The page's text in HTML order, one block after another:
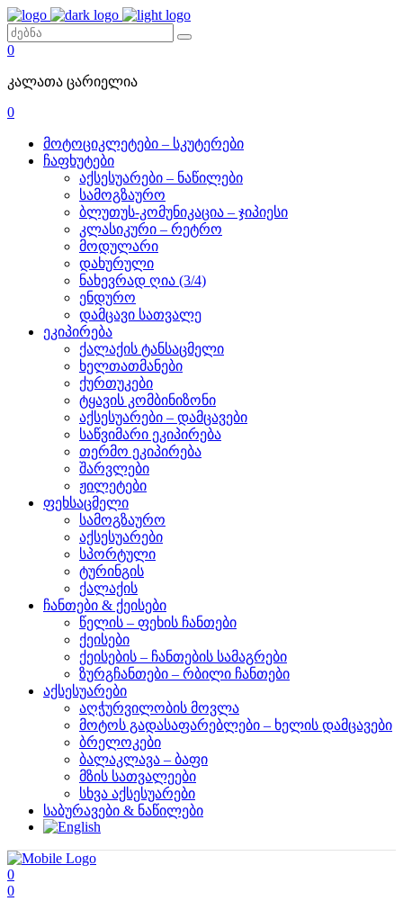
0
კალათა ცარიელია
0
მოტოციკლეტები – სკუტერები
ჩაფხუტები
აქსესუარები – ნაწილები
სამოგზაურო
ბლუთუს-კომუნიკაცია – ჯიპიესი
კლასიკური – რეტრო
მოდულარი
დახურული
ნახევრად ღია (3/4)
ენდურო
დამცავი სათვალე
ეკიპირება
ქალაქის ტანსაცმელი
ხელთათმანები
ქურთუკები
ტყავის კომბინიზონი
აქსესუარები – დამცავები
საწვიმარი ეკიპირება
თერმო ეკიპირება
შარვლები
ჟილეტები
ფეხსაცმელი
სამოგზაურო
აქსესუარები
სპორტული
ტურინგის
ქალაქის
ჩანთები & ქეისები
წელის – ფეხის ჩანთები
ქეისები
ქეისების – ჩანთების სამაგრები
ზურგჩანთები – რბილი ჩანთები
აქსესუარები
აღჭურვილობის მოვლა
მოტოს გადასაფარებლები – ხელის დამცავები
ბრელოკები
ბალაკლავა – ბაფი
მზის სათვალეები
სხვა აქსესუარები
საბურავები & ნაწილები
0
0